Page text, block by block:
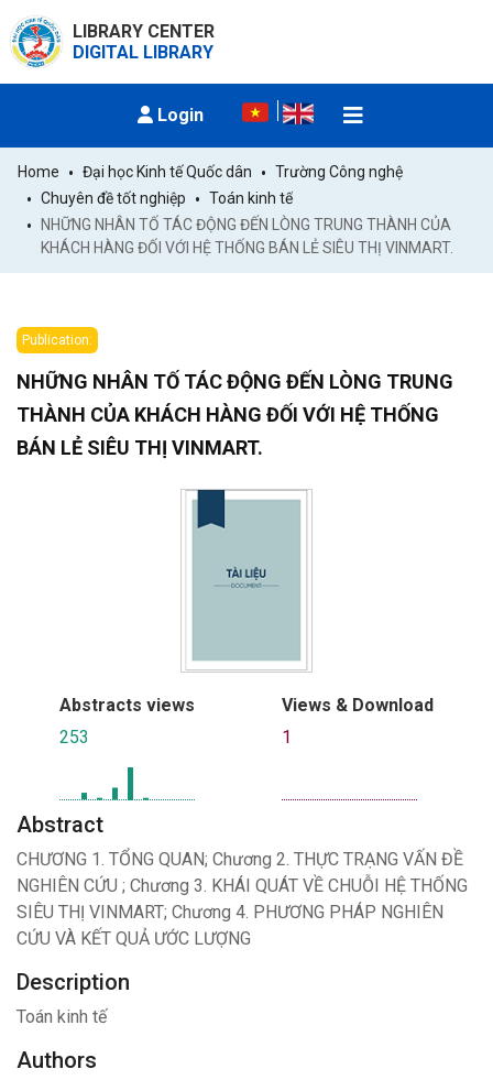
LIBRARY CENTER
DIGITAL LIBRARY
Login
Home Đại học Kinh tế Quốc dân
Trường Công nghệ
Chuyên đề tốt nghiệp
Toán kinh tế
NHỮNG NHÂN TỐ TÁC ĐỘNG ĐẾN LÒNG TRUNG THÀNH CỦA
KHÁCH HÀNG ĐỐI VỚI HỆ THỐNG BÁN LẺ SIÊU THỊ VINMART.
Publication:
NHỮNG NHÂN TỐ TÁC ĐỘNG ĐẾN LÒNG TRUNG
THÀNH CỦA KHÁCH HÀNG ĐỐI VỚI HỆ THỐNG
BÁN LẺ SIÊU THỊ VINMART.
Abstracts views
253
Views & Download
1
Abstract
CHƯƠNG 1. TỔNG QUAN; Chương 2. THỰC TRẠNG VẤN ĐỀ
NGHIÊN CỨU ; Chương 3. KHÁI QUÁT VỀ CHUỖI HỆ THỐNG
SIÊU THỊ VINMART; Chương 4. PHƯƠNG PHÁP NGHIÊN
CỨU VÀ KẾT QUẢ ƯỚC LƯỢNG
Description
Toán kinh tế
Authors